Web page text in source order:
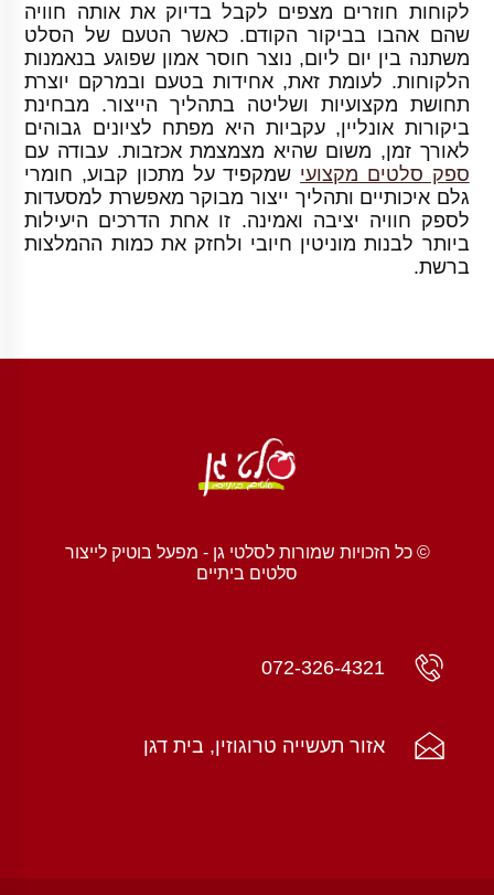
לקוחות חוזרים מצפים לקבל בדיוק את אותה חוויה
שהם אהבו בביקור הקודם. כאשר הטעם של הסלט
משתנה בין יום ליום, נוצר חוסר אמון שפוגע בנאמנות
הלקוחות. לעומת זאת, אחידות בטעם ובמרקם יוצרת
תחושת מקצועיות ושליטה בתהליך הייצור. מבחינת
ביקורות אונליין, עקביות היא מפתח לציונים גבוהים
לאורך זמן, משום שהיא מצמצמת אכזבות. עבודה עם
ספק סלטים מקצועי שמקפיד על מתכון קבוע, חומרי
גלם איכותיים ותהליך ייצור מבוקר מאפשרת למסעדות
לספק חוויה יציבה ואמינה. זו אחת הדרכים היעילות
ביותר לבנות מוניטין חיובי ולחזק את כמות ההמלצות
ברשת.
© כל הזכויות שמורות לסלטי גן - מפעל בוטיק לייצור
סלטים ביתיים
072-326-4321
אזור תעשייה טרוגוזין, בית דגן